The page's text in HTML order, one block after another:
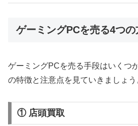
ゲーミングPCを売る4つの
ゲーミングPCを売る手段はいくつ
の特徴と注意点を見ていきましょう
① 店頭買取